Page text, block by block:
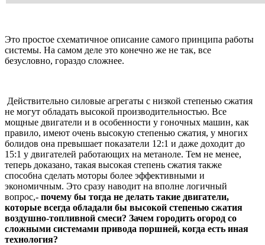
Это простое схематичное описание самого принципа работы
системы. На самом деле это конечно же не так, все
безусловно, гораздо сложнее.
Действительно силовые агрегаты с низкой степенью сжатия
не могут обладать высокой производительностью. Все
мощные двигатели и в особенности у гоночных машин, как
правило, имеют очень высокую степенью сжатия, у многих
болидов она превышает показатели 12:1 и даже доходит до
15:1 у двигателей работающих на метаноле. Тем не менее,
теперь доказано, такая высокая степень сжатия также
способна сделать моторы более эффективными и
экономичным. Это сразу наводит на вполне логичный
вопрос,- почему бы тогда не делать такие двигатели,
которые всегда обладали бы высокой степенью сжатия
воздушно-топливной смеси? Зачем городить огород со
сложными системами привода поршней, когда есть иная
технология?